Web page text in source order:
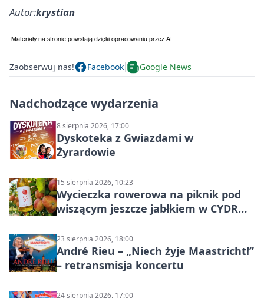
Autor:krystian
Zaobserwuj nas! Facebook Google News
Nadchodzące wydarzenia
8 sierpnia 2026, 17:00
Dyskoteka z Gwiazdami w
Żyrardowie
15 sierpnia 2026, 10:23
Wycieczka rowerowa na piknik pod
wiszącym jeszcze jabłkiem w CYDR
23 sierpnia 2026, 18:00
André Rieu – „Niech żyje Maastricht!”
– retransmisja koncertu
24 sierpnia 2026, 17:00